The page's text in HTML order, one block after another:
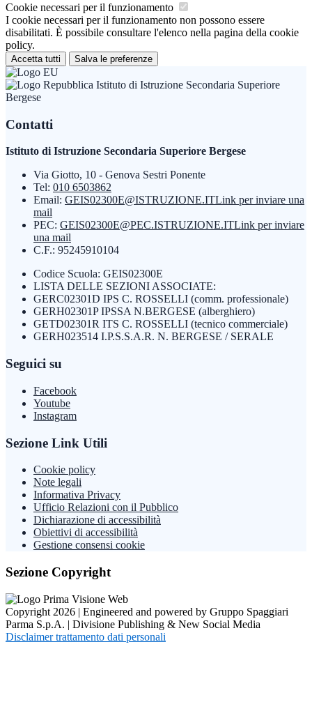
Cookie necessari per il funzionamento
I cookie necessari per il funzionamento non possono essere
disabilitati. È possibile consultare l'elenco nella pagina della cookie
policy.
Accetta tutti Salva le preferenze
Istituto di Istruzione Secondaria Superiore
Bergese
Contatti
Istituto di Istruzione Secondaria Superiore Bergese
Via Giotto, 10 - Genova Sestri Ponente
Tel: 010 6503862
Email: GEIS02300E@ISTRUZIONE.ITLink per inviare una
mail
PEC: GEIS02300E@PEC.ISTRUZIONE.ITLink per inviare
una mail
C.F.: 95245910104
Codice Scuola: GEIS02300E
LISTA DELLE SEZIONI ASSOCIATE:
GERC02301D IPS C. ROSSELLI (comm. professionale)
GERH02301P IPSSA N.BERGESE (alberghiero)
GETD02301R ITS C. ROSSELLI (tecnico commerciale)
GERH023514 I.P.S.S.A.R. N. BERGESE / SERALE
Seguici su
Facebook
Youtube
Instagram
Sezione Link Utili
Cookie policy
Note legali
Informativa Privacy
Ufficio Relazioni con il Pubblico
Dichiarazione di accessibilità
Obiettivi di accessibilità
Gestione consensi cookie
Sezione Copyright
Copyright 2026 | Engineered and powered by Gruppo Spaggiari
Parma S.p.A. | Divisione Publishing & New Social Media
Disclaimer trattamento dati personali